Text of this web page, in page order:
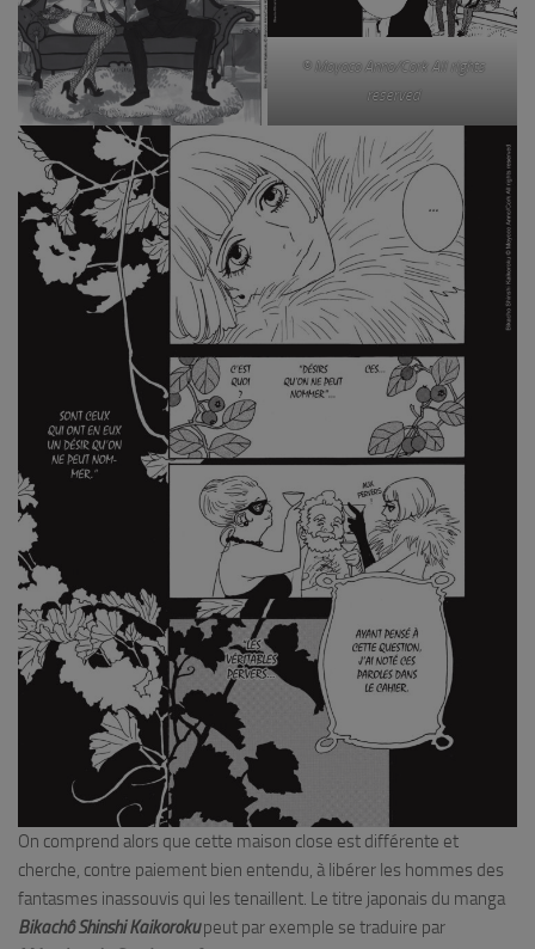
© Moyoco Anno/Cork All rights
reserved
On comprend alors que cette maison close est différente et
cherche, contre paiement bien entendu, à libérer les hommes des
fantasmes inassouvis qui les tenaillent. Le titre japonais du manga
Bikachô Shinshi Kaikorokupeut par exemple se traduire par